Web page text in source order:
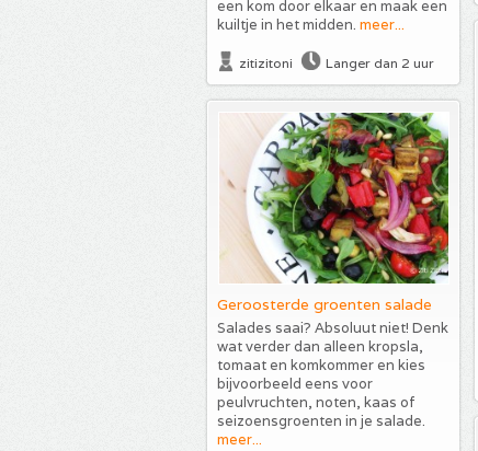
een kom door elkaar en maak een
kuiltje in het midden. meer...
zitizitoni Langer dan 2 uur
Geroosterde groenten salade
Salades saai? Absoluut niet! Denk
wat verder dan alleen kropsla,
tomaat en komkommer en kies
bijvoorbeeld eens voor
peulvruchten, noten, kaas of
seizoensgroenten in je salade.
meer...